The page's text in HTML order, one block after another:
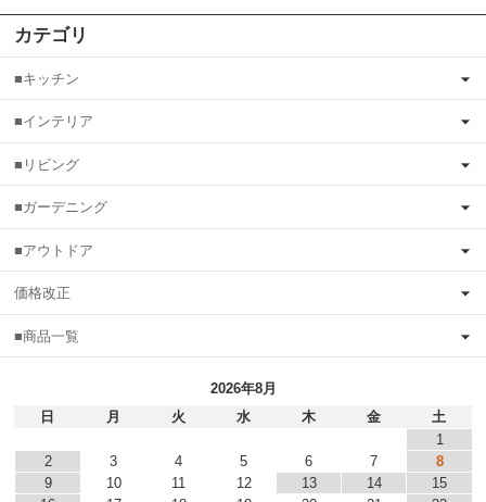
カテゴリ
■キッチン
■インテリア
■リビング
■ガーデニング
■アウトドア
価格改正
■商品一覧
2026年8月
日
月 火 水 木 金
土
1
2
3 4 5 6 7
8
9
10 11 12 13 14
15